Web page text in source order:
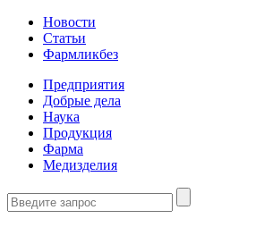
Новости
Статьи
Фармликбез
Предприятия
Добрые дела
Наука
Продукция
Фарма
Медизделия